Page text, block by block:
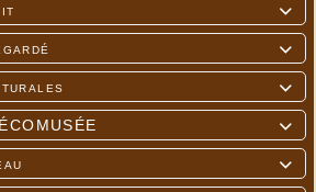




